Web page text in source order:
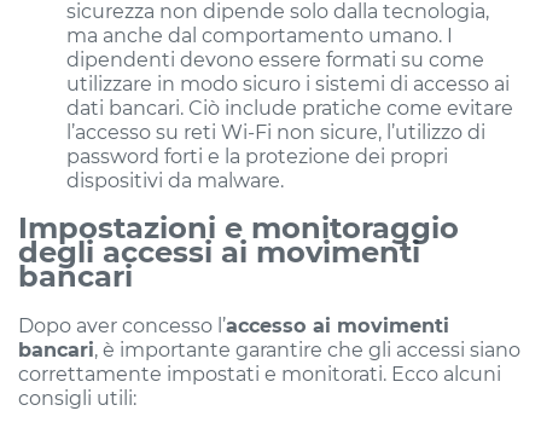
sicurezza non dipende solo dalla tecnologia,
ma anche dal comportamento umano. I
dipendenti devono essere formati su come
utilizzare in modo sicuro i sistemi di accesso ai
dati bancari. Ciò include pratiche come evitare
l’accesso su reti Wi-Fi non sicure, l’utilizzo di
password forti e la protezione dei propri
dispositivi da malware.
Impostazioni e monitoraggio
degli accessi ai movimenti
bancari
Dopo aver concesso l’accesso ai movimenti
bancari, è importante garantire che gli accessi siano
correttamente impostati e monitorati. Ecco alcuni
consigli utili: